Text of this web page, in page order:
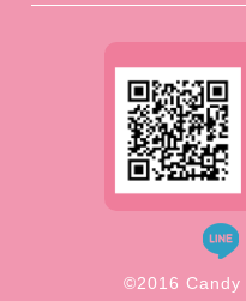
©2016 Candy